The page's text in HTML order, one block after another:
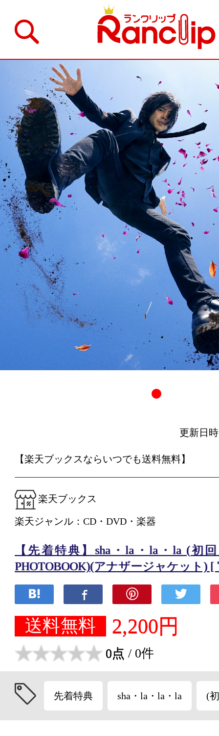
更新日
【楽天ブックスならいつでも送料無料】
楽天ブックス
楽天ジャンル：CD・DVD・楽器
【先着特典】sha・la・la・la (初
PHOTOBOOK)(アナザージャケット) [
送料無料 2,200円
0点 / 0件
先着特典 sha・la・la・la (